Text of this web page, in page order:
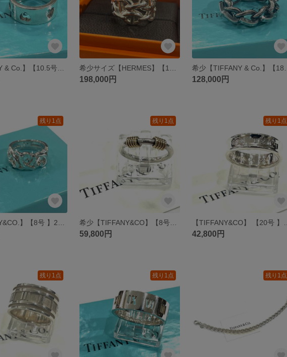
【TIFFANY & Co.】【10.5号】2832 ティファニーハート カットアウト バンドリング SV925 シルバーリング ヴィンテージシルバー通販 メンズリング ハートアクセサリー
198,000円 128,000円
残り1点 残り1点
希少【TIFFANY&CO】【8号】2825 silver925×18KYGコイルリング／コンビデザイン ヴィンテージ ティファニー 指輪 レディース メンズ兼用シルバー925 指輪金銀アクセ
59,800円
残り1点
42,800円
残り1点 残り1点 残り1点